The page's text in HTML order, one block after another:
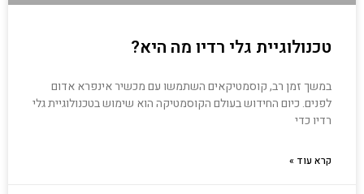
טכנולוגיית גלי רדיו מה היא?
במשך זמן רב, קוסמטיקאים השתמשו עם מכשיר אינפרא אדום
לפנים. כיום החידוש בעולם הקוסמטיקה הוא שימוש בטכנולוגיית גלי
רדיו כדי
קרא עוד »